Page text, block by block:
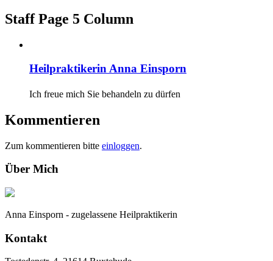
Staff Page 5 Column
Heilpraktikerin Anna Einsporn
Ich freue mich Sie behandeln zu dürfen
Kommentieren
Zum kommentieren bitte einloggen.
Über Mich
Anna Einsporn - zugelassene Heilpraktikerin
Kontakt